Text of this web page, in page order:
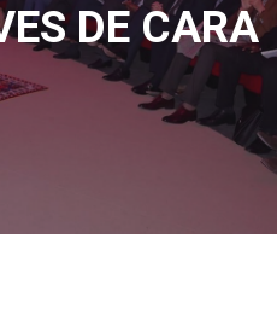
DE CARA